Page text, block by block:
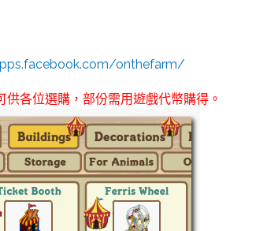
onthefarm/
各位選購，部份需用遊戲代幣購得。